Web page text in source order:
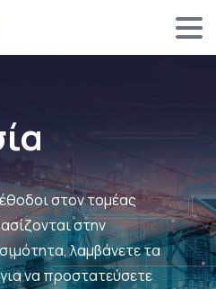
στον τομέας
στην
λαμβάνετε τα
να προστατεύσετε